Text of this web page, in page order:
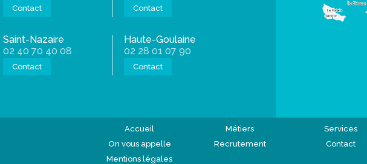
Contact Contact
Saint-Nazaire
02 40 70 40 08
Contact
Haute-Goulaine
02 28 01 07 90
Contact
Accueil Métiers
Services
On vous appelle
Recrutement
Contact
Mentions légales